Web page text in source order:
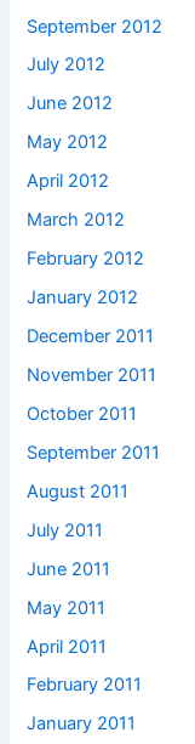
September 2012
July 2012
June 2012
May 2012
April 2012
March 2012
February 2012
January 2012
December 2011
November 2011
October 2011
September 2011
August 2011
July 2011
June 2011
May 2011
April 2011
February 2011
January 2011